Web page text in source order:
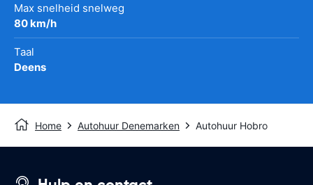
Max snelheid snelweg
80 km/h
Taal
Deens
Home Autohuur Denemarken Autohuur Hobro